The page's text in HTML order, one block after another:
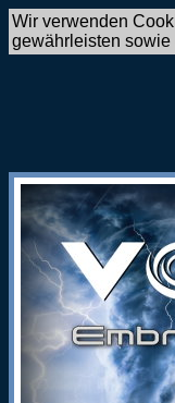
Wir verwenden
gewährleisten